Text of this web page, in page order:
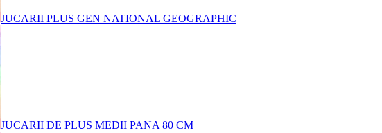
JUCARII PLUS GEN NATIONAL GEOGRAPHIC
JUCARII DE PLUS MEDII PANA 80 CM